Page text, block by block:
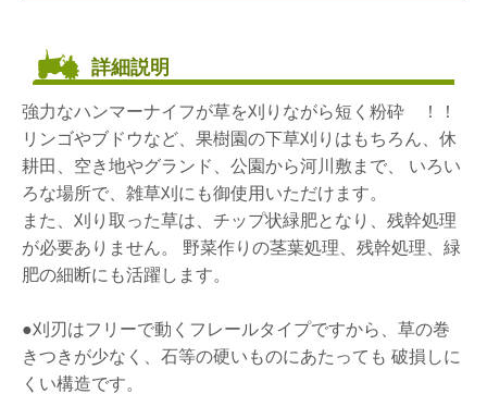
詳細説明
強力なハンマーナイフが草を刈りながら短く粉砕 ！！
リンゴやブドウなど、果樹園の下草刈りはもちろん、休
耕田、空き地やグランド、公園から河川敷まで、 いろい
ろな場所で、雑草刈にも御使用いただけます。
また、刈り取った草は、チップ状緑肥となり、残幹処理
が必要ありません。 野菜作りの茎葉処理、残幹処理、緑
肥の細断にも活躍します。
●刈刃はフリーで動くフレールタイプですから、草の巻
きつきが少なく、石等の硬いものにあたっても 破損しに
くい構造です。